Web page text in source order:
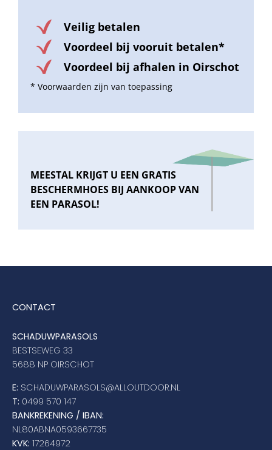
Veilig betalen
Voordeel bij vooruit betalen*
Voordeel bij afhalen in Oirschot
* Voorwaarden zijn van toepassing
MEESTAL KRIJGT U EEN GRATIS
BESCHERMHOES BIJ AANKOOP VAN
EEN PARASOL!
CONTACT
SCHADUWPARASOLS
BESTSEWEG 33
5688 NP OIRSCHOT
E: SCHADUWPARASOLS@ALLOUTDOOR.NL
T: 0499 570 147
BANKREKENING / IBAN:
NL80ABNA0593667735
KVK: 17264972